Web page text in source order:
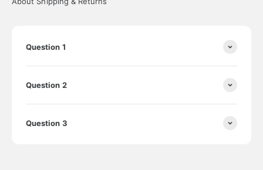
Question 1
Question 2
Question 3